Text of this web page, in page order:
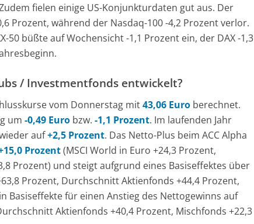
fielen einige US-Konjunkturdaten gut aus. Der
Prozent, während der Nasdaq-100 -4,2 Prozent verlor.
50 büßte auf Wochensicht -1,1 Prozent ein, der DAX -1,3
/ Investmentfonds entwickelt?
vom Donnerstag mit43,06 Euro berechnet.
um -0,49 Euro bzw. -1,1 Prozent. Im laufenden Jahr
auf+2,5 Prozent. Das Netto-Plus beim ACC Alpha
Prozent(MSCI World in Euro +24,3 Prozent,
Prozent) und steigt aufgrund eines Basiseffektes über
Prozent, Durchschnitt Aktienfonds +44,4 Prozent,
Basiseffekte für einen Anstieg des Nettogewinns auf
Aktienfonds +40,4 Prozent, Mischfonds +22,3